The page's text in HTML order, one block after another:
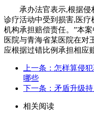
承办法官表示,根据侵
诊疗活动中受到损害,医
机构承担赔偿责任。”本
医院与青海省某医院在对
应根据过错比例承担相应
上一条：怎样算侵
哪些
下一条：矛盾升级
相关阅读